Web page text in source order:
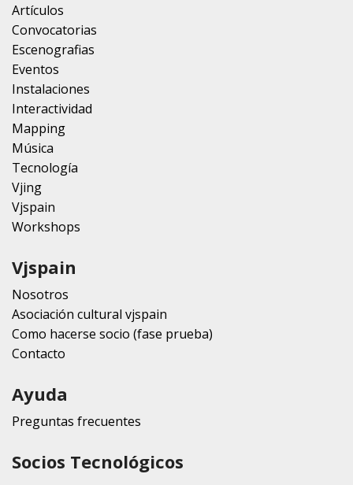
Artículos
Convocatorias
Escenografias
Eventos
Instalaciones
Interactividad
Mapping
Música
Tecnología
Vjing
Vjspain
Workshops
Vjspain
Nosotros
Asociación cultural vjspain
Como hacerse socio (fase prueba)
Contacto
Ayuda
Preguntas frecuentes
Socios Tecnológicos